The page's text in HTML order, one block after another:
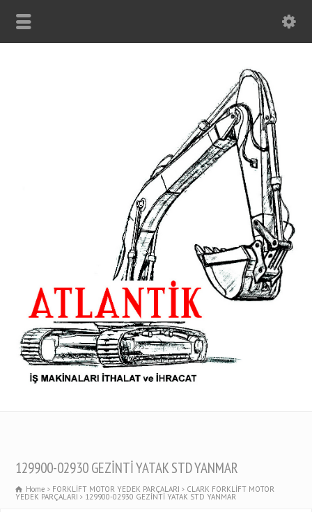
129900-02930 GEZİNTİ YATAK STD YANMAR
Home FORKLİFT MOTOR YEDEK PARÇALARI CLARK FORKLİFT MOTOR
YEDEK PARÇALARI 129900-02930 GEZİNTİ YATAK STD YANMAR